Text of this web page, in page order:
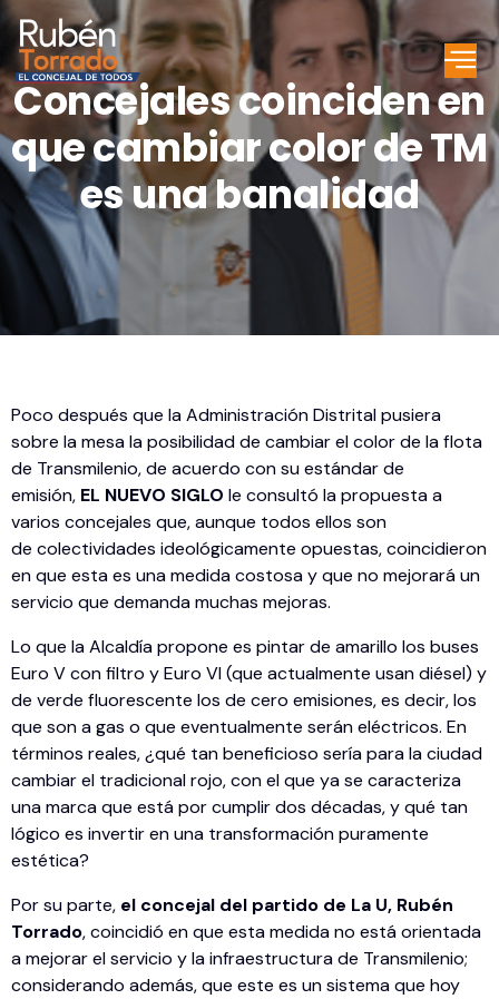
Concejales coinciden en
que cambiar color de TM
es una banalidad
Poco después que la Administración Distrital pusiera
sobre la mesa la posibilidad de cambiar el color de la flota
de Transmilenio, de acuerdo con su estándar de
emisión, EL NUEVO SIGLO le consultó la propuesta a
varios concejales que, aunque todos ellos son
de colectividades ideológicamente opuestas, coincidieron
en que esta es una medida costosa y que no mejorará un
servicio que demanda muchas mejoras.
Lo que la Alcaldía propone es pintar de amarillo los buses
Euro V con filtro y Euro VI (que actualmente usan diésel) y
de verde fluorescente los de cero emisiones, es decir, los
que son a gas o que eventualmente serán eléctricos. En
términos reales, ¿qué tan beneficioso sería para la ciudad
cambiar el tradicional rojo, con el que ya se caracteriza
una marca que está por cumplir dos décadas, y qué tan
lógico es invertir en una transformación puramente
estética?
Por su parte, el concejal del partido de La U, Rubén
Torrado, coincidió en que esta medida no está orientada
a mejorar el servicio y la infraestructura de Transmilenio;
considerando además, que este es un sistema que hoy